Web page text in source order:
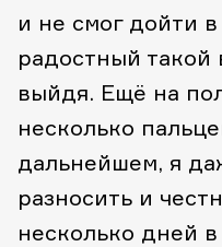
и не смог дойти
радостный такой
выйдя. Ещё на
несколько
дальнейшем, я
разносить и
несколько дней